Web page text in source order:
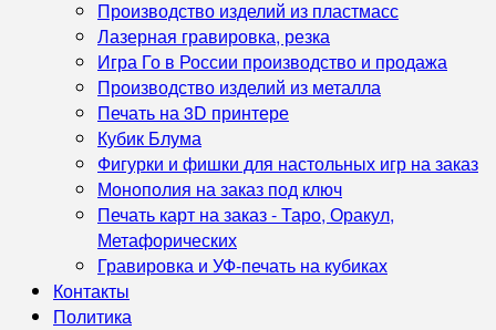
Производство изделий из пластмасс
Лазерная гравировка, резка
Игра Го в России производство и продажа
Производство изделий из металла
Печать на 3D принтере
Кубик Блума
Фигурки и фишки для настольных игр на заказ
Монополия на заказ под ключ
Печать карт на заказ - Таро, Оракул,
Метафорических
Гравировка и УФ‑печать на кубиках
Контакты
Политика